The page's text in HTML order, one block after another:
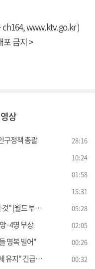
ch164,www.ktv.go.kr)
금지 >
상
구정책 총괄 28:16
10:24
01:58
15:31
월드 투데이] 05:28
·4명 부상 02:05
명복 빌어" 00:26
지" 긴급지시 00:32